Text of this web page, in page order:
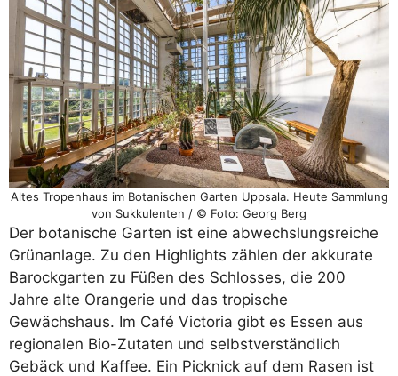
Altes Tropenhaus im Botanischen Garten Uppsala. Heute Sammlung
von Sukkulenten / © Foto: Georg Berg
Der botanische Garten ist eine abwechslungsreiche
Grünanlage. Zu den Highlights zählen der akkurate
Barockgarten zu Füßen des Schlosses, die 200
Jahre alte Orangerie und das tropische
Gewächshaus. Im Café Victoria gibt es Essen aus
regionalen Bio-Zutaten und selbstverständlich
Gebäck und Kaffee. Ein Picknick auf dem Rasen ist